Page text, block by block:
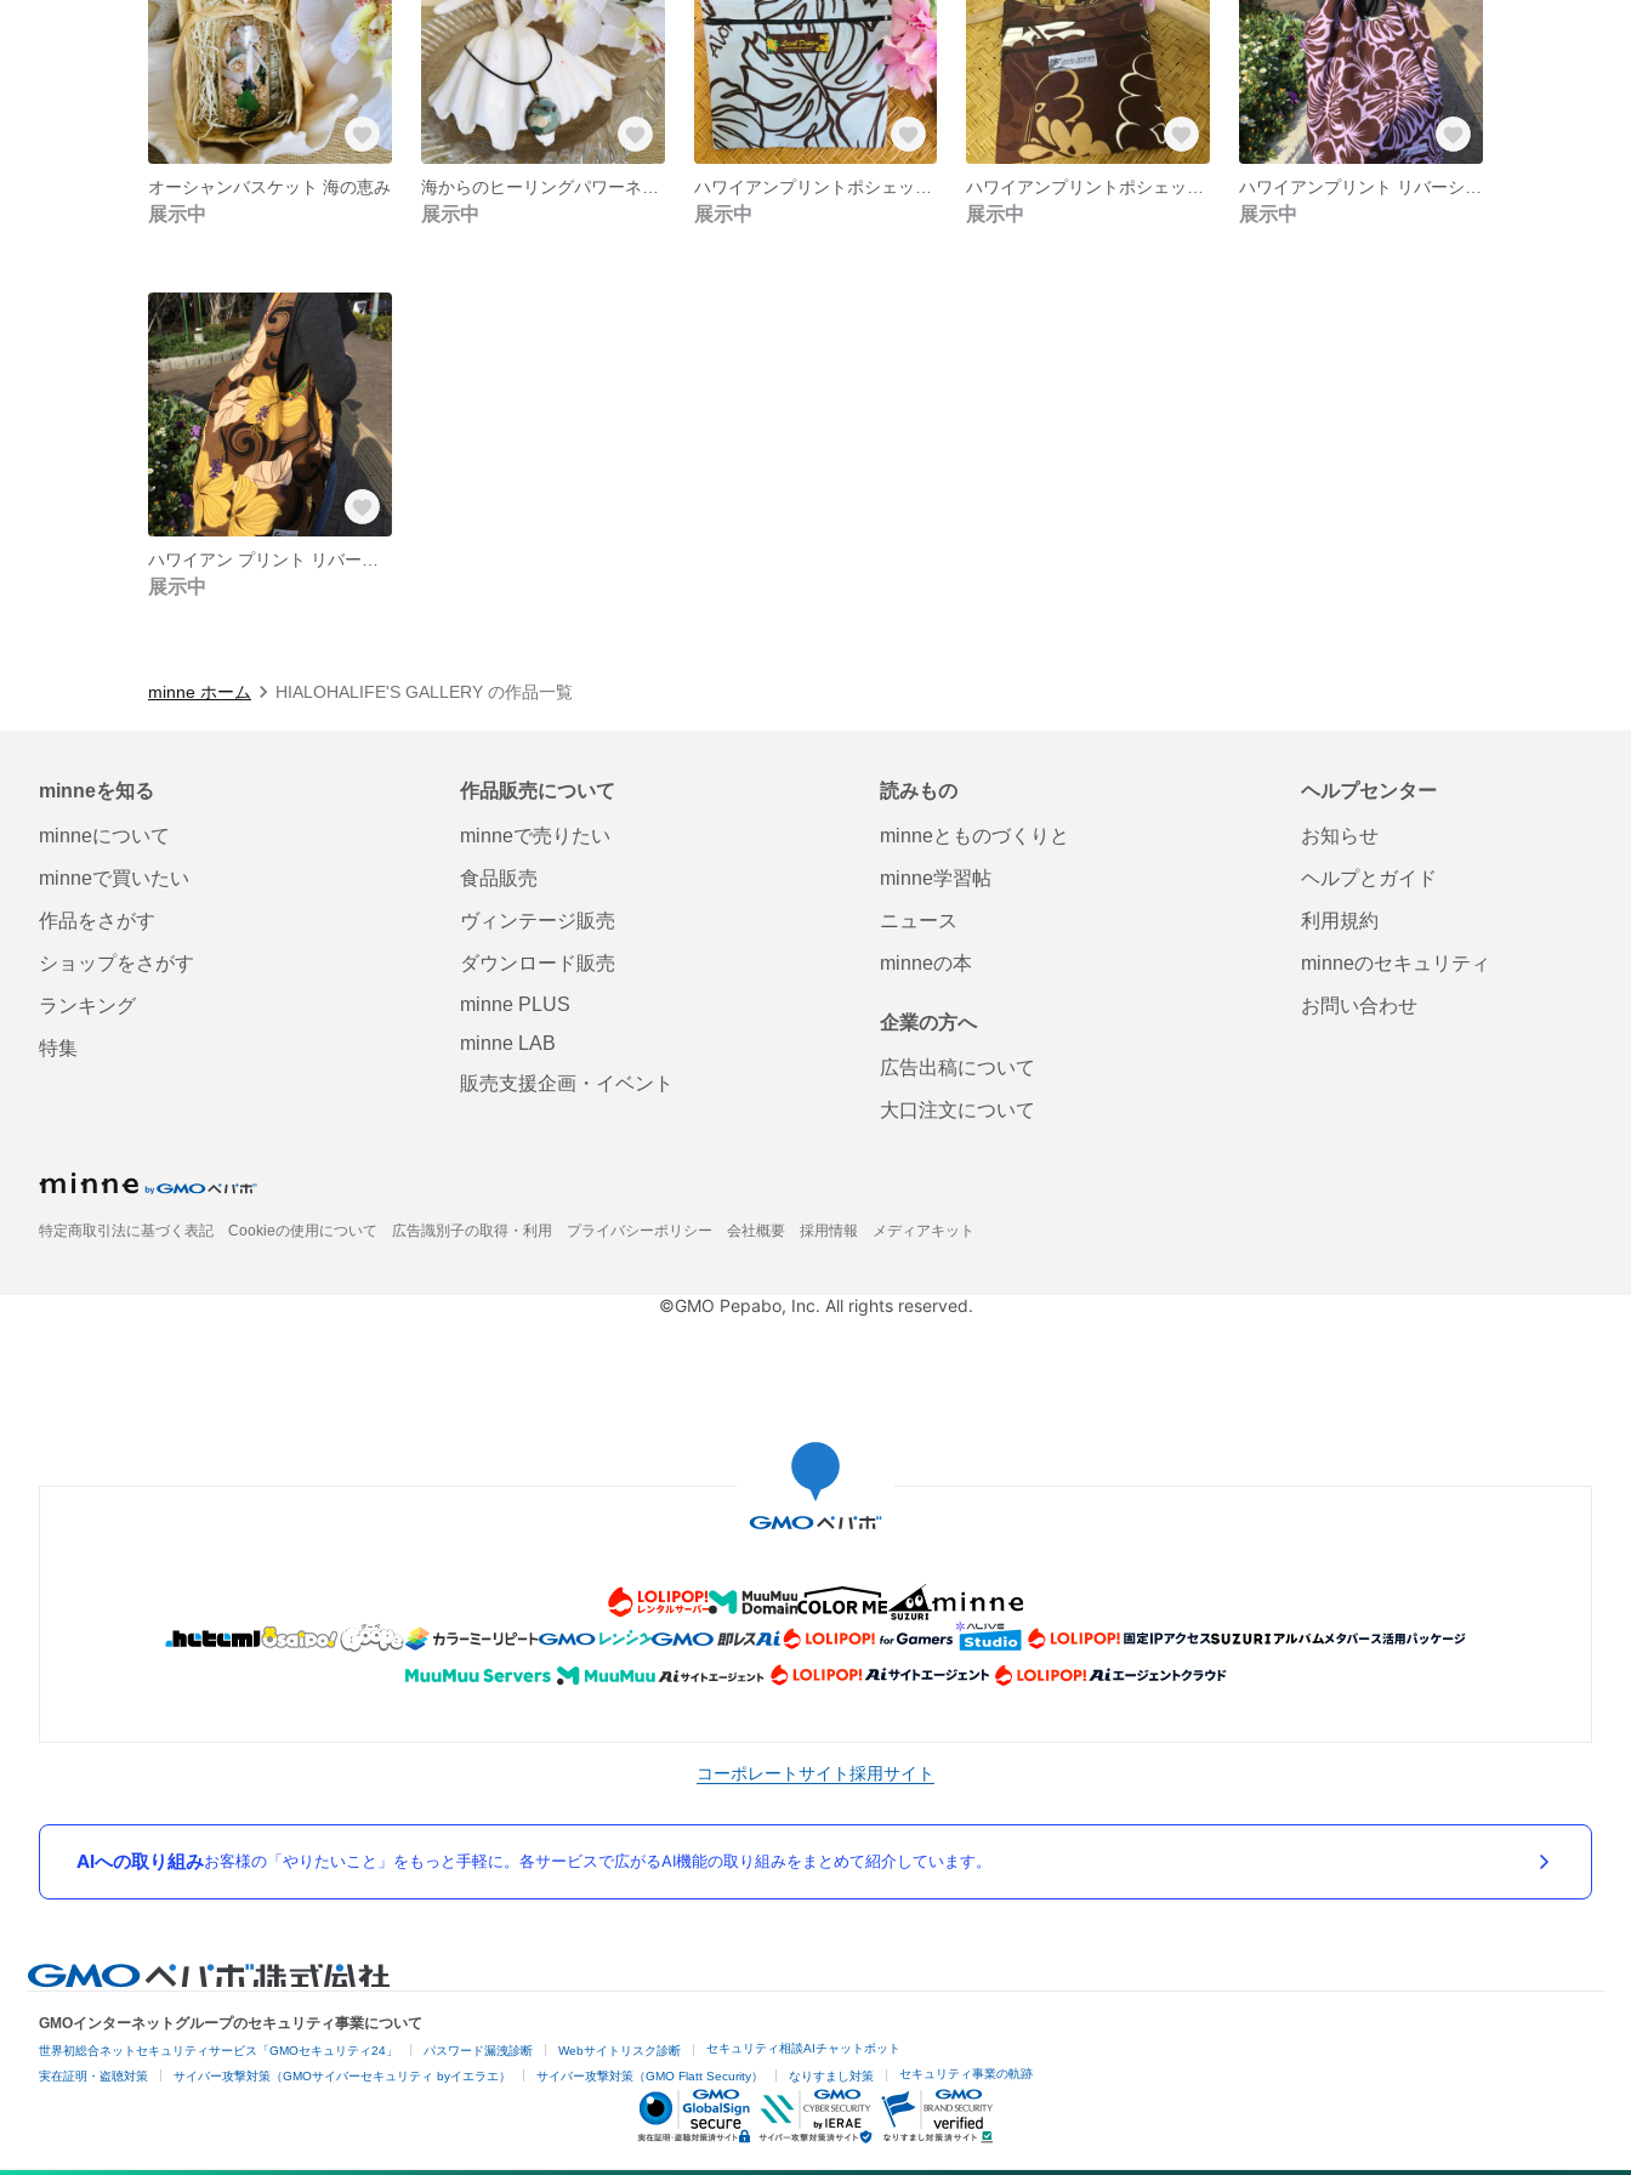
オーシャンバスケット 海の恵み
展示中 展示中 展示中 展示中 展示中
展示中
minne ホーム HIALOHALIFE'S GALLERY の作品一覧
minneを知る
minneについて
minneで買いたい
作品をさがす
ショップをさがす
ランキング
特集
作品販売について
minneで売りたい
食品販売
ヴィンテージ販売
ダウンロード販売
minne PLUS
minne LAB
販売支援企画・イベント
読みもの
minneとものづくりと
minne学習帖
ニュース
minneの本
企業の方へ
広告出稿について
大口注文について
ヘルプセンター
お知らせ
ヘルプとガイド
利用規約
minneのセキュリティ
お問い合わせ
特定商取引法に基づく表記 Cookieの使用について 広告識別子の取得・利用 プライバシーポリシー 会社概要 採用情報 メディアキット
©GMO Pepabo, Inc. All rights reserved.
コーポレートサイト採用サイト
AIへの取り組みお客様の「やりたいこと」をもっと手軽に。各サービスで広がるAI機能の取り組みをまとめて紹介しています。
GMOインターネットグループのセキュリティ事業について
世界初総合ネットセキュリティサービス「GMOセキュリティ24」 パスワード漏洩診断 Webサイトリスク診断 セキュリティ相談AIチャットボット
実在証明・盗聴対策 サイバー攻撃対策（GMOサイバーセキュリティ byイエラエ） サイバー攻撃対策（GMO Flatt Security） なりすまし対策 セキュリティ事業の軌跡